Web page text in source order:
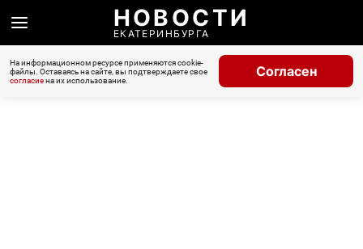
НОВОСТИ
ЕКАТЕРИНБУРГА
На информационном ресурсе применяются cookie-
файлы. Оставаясь на сайте, вы подтверждаете свое
согласиена их использование.
Согласен